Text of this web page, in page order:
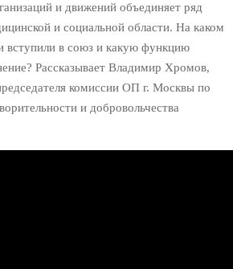
и движений объединяет ряд
и социальной области. На каком
вступили в союз и какую функцию
Рассказывает Владимир Хромов,
комиссии ОП г. Москвы по
и добровольчества